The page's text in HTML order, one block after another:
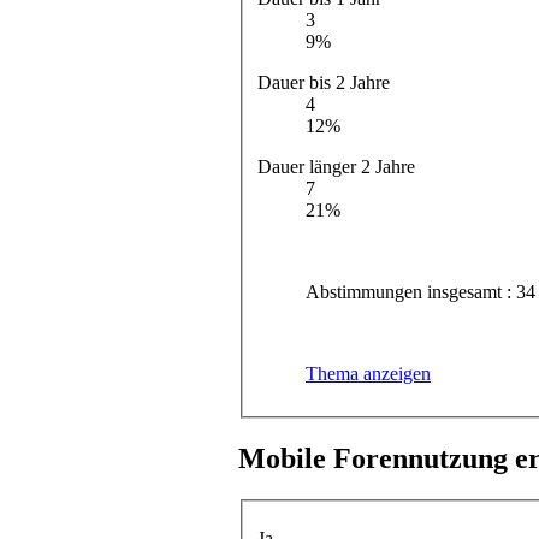
3
9%
Dauer bis 2 Jahre
4
12%
Dauer länger 2 Jahre
7
21%
Abstimmungen insgesamt : 34
Thema anzeigen
Mobile Forennutzung